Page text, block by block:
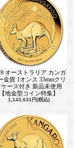
オーストラリア カンガ
金貨 1オンス 33mmクリ
ケース付き 新品未使用
【地金型コイン特集】
1,143,631円(税込)